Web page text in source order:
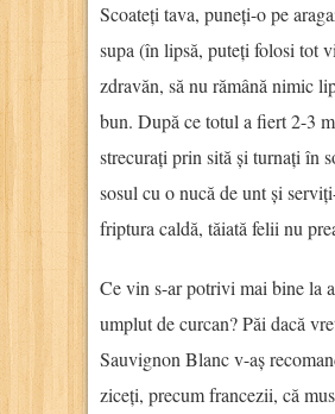
Scoateți tava, puneți-o pe
supa (în lipsă, puteți folosi tot
zdravăn, să nu rămână nimic
bun. După ce totul a fiert 2-3
strecurați prin sită și turnați în
sosul cu o nucă de unt și
friptura caldă, tăiată felii nu
Ce vin s-ar potrivi mai bine la
umplut de curcan? Păi dacă
Sauvignon Blanc v-aș
ziceți, precum francezii, că